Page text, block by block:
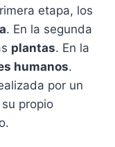
etapa, los
. En la segunda
plantas. En la
humanos.
por un
propio